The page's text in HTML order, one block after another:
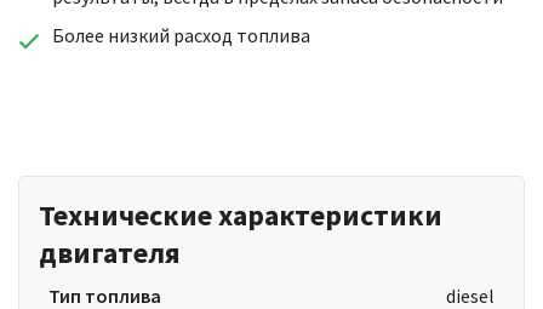
Более низкий расход топлива
Технические характеристики
двигателя
Тип топлива
diesel